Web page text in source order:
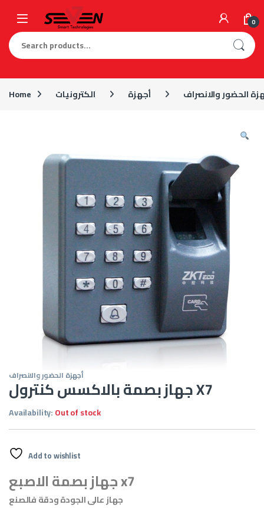
0
Search for:
Home الكترونيات أجهزة الحضور والانصراف
أجهزة الحضور والانصراف
جهاز بصمة بالاكسس كنترول X7
Availability:Out of stock
Add to wishlist
جهاز بصمة الاصبع x7
جهاز عالى الجودة ودقة فالصنع